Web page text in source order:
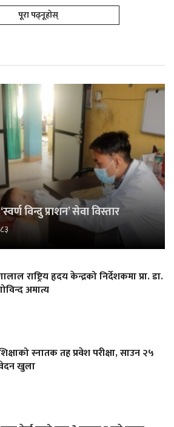
पूरा पढ्नूहोस्
विन्दु प्राशन’ सेवा विस्तार
राष्ट्रिय हृदय केन्द्रको निर्देशकमा प्रा. डा.
अमात्य
स्नातक तह प्रवेश परीक्षा, साउन २५
खुला